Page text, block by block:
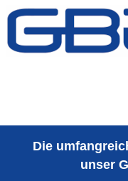
Zum Inhalt
Sprachumschaltung
Die
unser